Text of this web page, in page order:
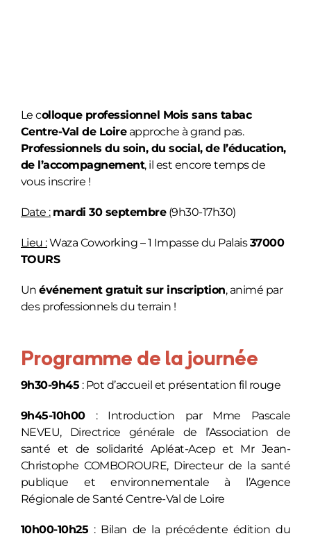
Le colloque professionnel Mois sans tabac
Centre-Val de Loireapproche à grand pas.
Professionnels du soin, du social, de l’éducation,
de l’accompagnement, il est encore temps de
vous inscrire !
Date : mardi 30 septembre(9h30-17h30)
Lieu :Waza Coworking – 1 Impasse du Palais37000
TOURS
Unévénement gratuit sur inscription, animé par
des professionnels du terrain !
Programme de la journée
9h30-9h45 : Pot d’accueil et présentation fil rouge
9h45-10h00: Introduction par Mme Pascale
NEVEU, Directrice générale de l’Association de
santé et de solidarité Apléat-Acep et Mr Jean-
Christophe COMBOROURE, Directeur de la santé
publique et environnementale à l’Agence
Régionale de Santé Centre-Val de Loire
10h00-10h25 : Bilan de la précédente édition du